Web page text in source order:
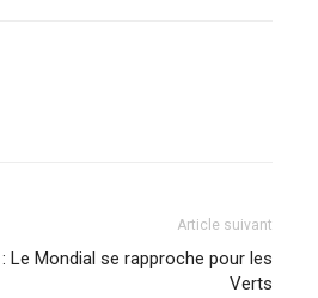
Article suivant
Le Mondial se rapproche pour les
Verts